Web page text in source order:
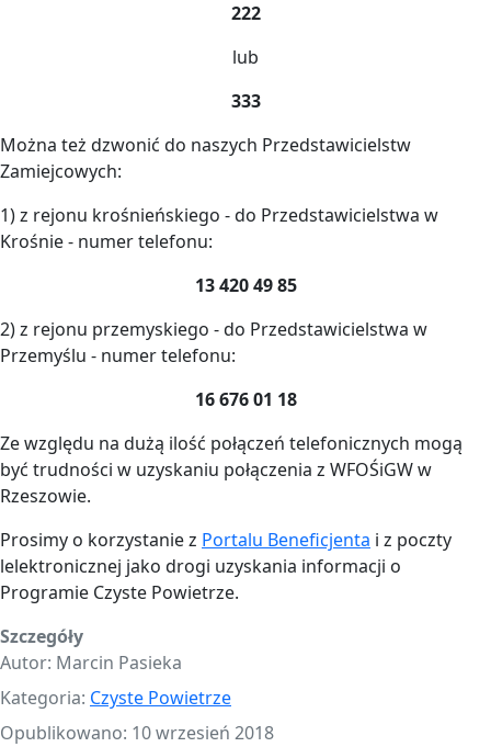
222
lub
333
Można też dzwonić do naszych Przedstawicielstw
Zamiejcowych:
1) z rejonu krośnieńskiego - do Przedstawicielstwa w
Krośnie - numer telefonu:
13 420 49 85
2) z rejonu przemyskiego - do Przedstawicielstwa w
Przemyślu - numer telefonu:
16 676 01 18
Ze względu na dużą ilość połączeń telefonicznych mogą
być trudności w uzyskaniu połączenia z WFOŚiGW w
Rzeszowie.
Prosimy o korzystanie z Portalu Beneficjenta i z poczty
lelektronicznej jako drogi uzyskania informacji o
Programie Czyste Powietrze.
Szczegóły
Autor: Marcin Pasieka
Kategoria: Czyste Powietrze
Opublikowano: 10 wrzesień 2018